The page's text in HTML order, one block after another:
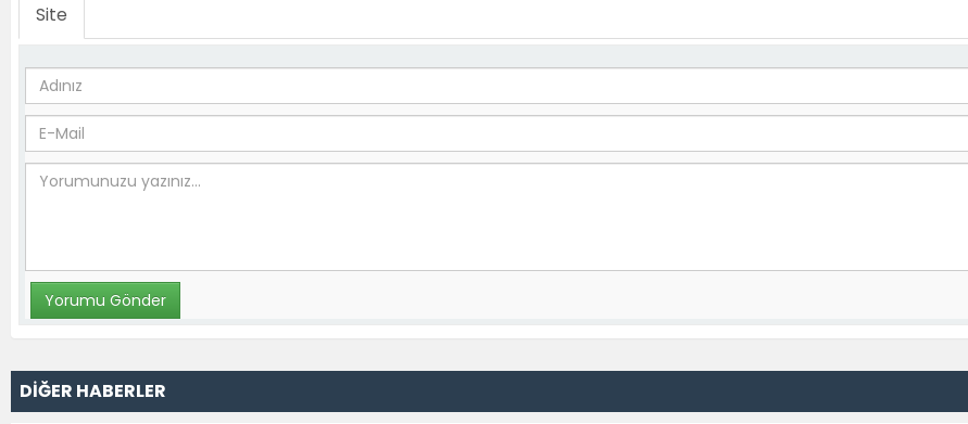
Site
DİĞER HABERLER